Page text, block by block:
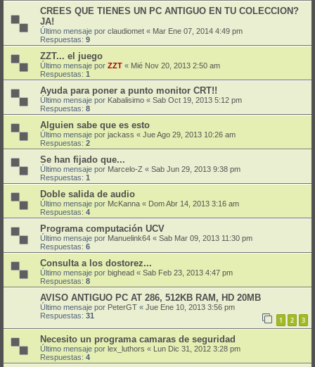
CREES QUE TIENES UN PC ANTIGUO EN TU COLECCION?
JA!
Último mensaje por claudiomet « Mar Ene 07, 2014 4:49 pm
Respuestas: 9
ZZT... el juego
Último mensaje por ZZT « Mié Nov 20, 2013 2:50 am
Respuestas: 1
Ayuda para poner a punto monitor CRT!!
Último mensaje por Kabalisimo « Sab Oct 19, 2013 5:12 pm
Respuestas: 8
Alguien sabe que es esto
Último mensaje por jackass « Jue Ago 29, 2013 10:26 am
Respuestas: 2
Se han fijado que...
Último mensaje por Marcelo-Z « Sab Jun 29, 2013 9:38 pm
Respuestas: 1
Doble salida de audio
Último mensaje por McKanna « Dom Abr 14, 2013 3:16 am
Respuestas: 4
Programa computación UCV
Último mensaje por Manuelink64 « Sab Mar 09, 2013 11:30 pm
Respuestas: 6
Consulta a los dostorez...
Último mensaje por bighead « Sab Feb 23, 2013 4:47 pm
Respuestas: 8
AVISO ANTIGUO PC AT 286, 512KB RAM, HD 20MB
Último mensaje por PeterGT « Jue Ene 10, 2013 3:56 pm
Respuestas: 31 1 2 3
Necesito un programa camaras de seguridad
Último mensaje por lex_luthors « Lun Dic 31, 2012 3:28 pm
Respuestas: 4